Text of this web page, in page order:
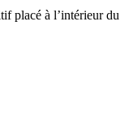
placé à l’intérieur du